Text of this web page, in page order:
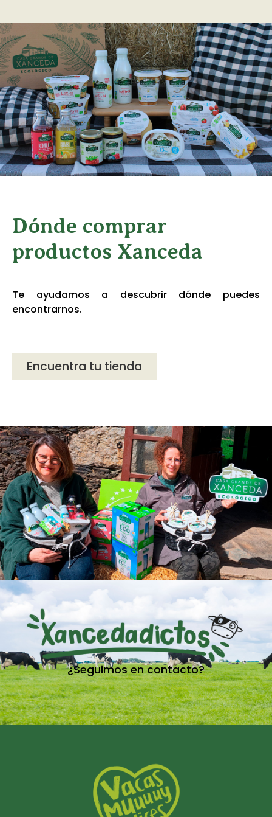
Dónde comprar
productos Xanceda
Te ayudamos a descubrir dónde puedes
encontrarnos.
Encuentra tu tienda
¿Seguimos en contacto?